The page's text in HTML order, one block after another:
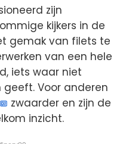
zijn
kijkers in de
gemak van filets te
van een hele
iets waar niet
Voor anderen
zwaarder en zijn de
inzicht.